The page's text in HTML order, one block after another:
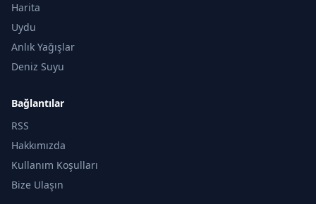
Harita
Uydu
Anlık Yağışlar
Deniz Suyu
Bağlantılar
RSS
Hakkımızda
Kullanım Koşulları
Bize Ulaşın